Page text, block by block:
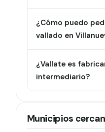
¿Cómo puedo
vallado en
¿Vallate es
intermediario?
Municipios